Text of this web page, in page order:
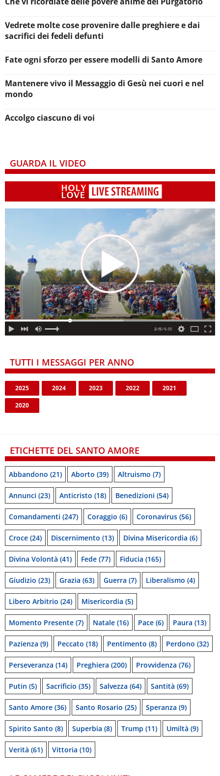
Vedrete molte cose provenire dalle preghiere e dai
sacrifici dei fedeli defunti
Fate ogni sforzo per essere modelli di Santo Amore
Mantenere vivo il Messaggio di Gesù nei cuori e nel
mondo
Accolgo ciascuno di voi
GUARDA IL VIDEO
TUTTI I MESSAGGI PER ANNO
2025 2024 2023 2022 2021
2020
ETICHETTE DEL SANTO AMORE
Abbandono (21) Aborto (39) Altruismo (7)
Annunci (23) Anticristo (18) Benedizioni (54)
Comandamenti (247) Coraggio (6) Coronavirus (56)
Croce (24) Discernimento (13) Divina Misericordia (6)
Divina Volontà (41) Fede (77) Fiducia (165)
Giudizio (23) Grazia (63) Guerra (7) Liberalismo (4)
Libero Arbitrio (24) Misericordia (5)
Momento Presente (7) Natale (16) Pace (6) Paura (13)
Pazienza (9) Peccato (18) Pentimento (8) Perdono (32)
Perseveranza (14) Preghiera (200) Provvidenza (76)
Putin (5) Sacrificio (35) Salvezza (64) Santità (69)
Santo Amore (36) Santo Rosario (25) Speranza (9)
Spirito Santo (8) Superbia (8) Trump (11) Umiltà (9)
Verità (61) Vittoria (10)